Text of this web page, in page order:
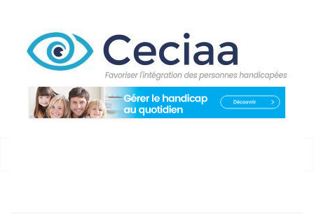
contenu